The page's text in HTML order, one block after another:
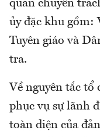
quan chuyên
ủy đặc khu gồm:
Tuyên giáo và
tra.
Về nguyên tắc tổ
phục vụ sự lãnh
toàn diện của